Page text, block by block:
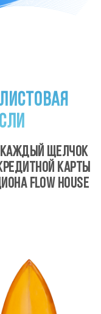
КАЖДЫЙ ЩЕЛЧОК
КАРТЫ
FLOW HOUSE